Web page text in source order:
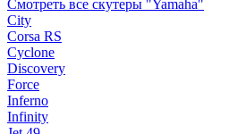
Смотреть все скутеры "Yamaha"
City
Corsa RS
Cyclone
Discovery
Force
Inferno
Infinity